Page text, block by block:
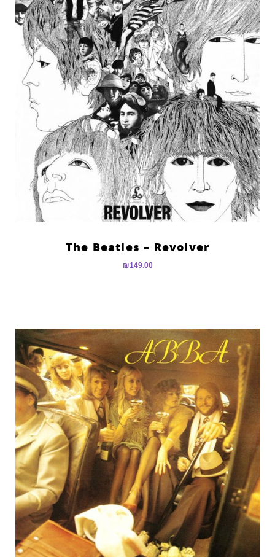
The Beatles – Revolver
₪149.00